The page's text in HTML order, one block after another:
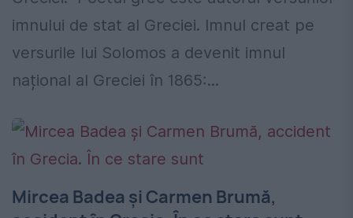
imnului de stat al Greciei. Imnul creat pe
versurile lui Solomos a devenit imnul
național al Greciei în 1865:...
Mircea Badea și Carmen Brumă,